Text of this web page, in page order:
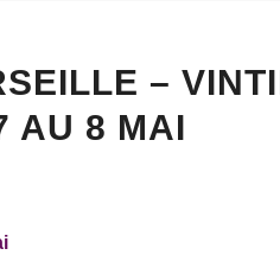
–
AU 8 MAI